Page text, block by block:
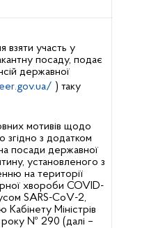
взяти участь у
посаду, подає
державної
) таку
мотивів щодо
згідно з додатком
посади державної
установленого з
на території
хвороби COVID-
SARS-CоV-2,
Міністрів
року № 290 (далі –